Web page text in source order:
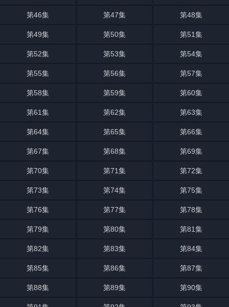
第46集 第47集 第48集
第49集 第50集 第51集
第52集 第53集 第54集
第55集 第56集 第57集
第58集 第59集 第60集
第61集 第62集 第63集
第64集 第65集 第66集
第67集 第68集 第69集
第70集 第71集 第72集
第73集 第74集 第75集
第76集 第77集 第78集
第79集 第80集 第81集
第82集 第83集 第84集
第85集 第86集 第87集
第88集 第89集 第90集